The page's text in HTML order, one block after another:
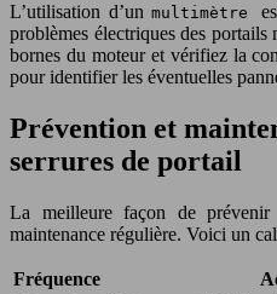
L’utilisation d’unmultimètre
problèmes électriques des
bornes du moteur et vérifiez la
pour identifier les éventuelles
Prévention et
serrures de portail
La meilleure façon de prévenir
maintenance régulière. Voici un
Fréquence